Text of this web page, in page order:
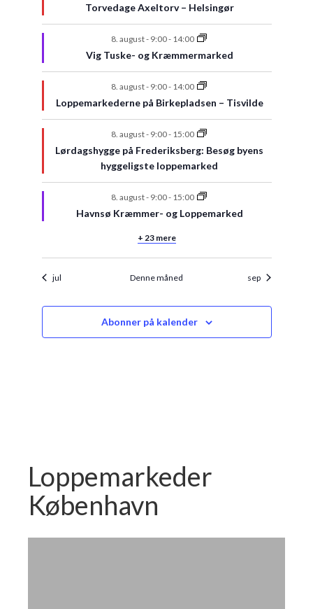
Torvedage Axeltorv – Helsingør
8. august - 9:00- 14:00
Vig Tuske- og Kræmmermarked
8. august - 9:00- 14:00
Loppemarkederne på Birkepladsen – Tisvilde
8. august - 9:00- 15:00
Lørdagshygge på Frederiksberg: Besøg byens
hyggeligste loppemarked
8. august - 9:00- 15:00
Havnsø Kræmmer- og Loppemarked
+ 23 mere
jul Denne måned sep
Abonner på kalender
Loppemarkeder
København